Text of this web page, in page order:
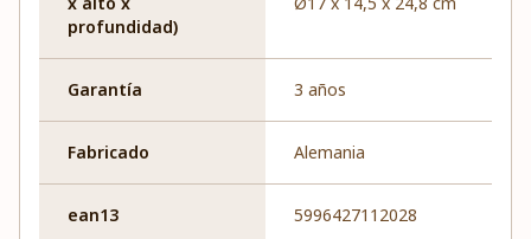
profundidad)
Garantía 3 años
Fabricado Alemania
ean13 5996427112028